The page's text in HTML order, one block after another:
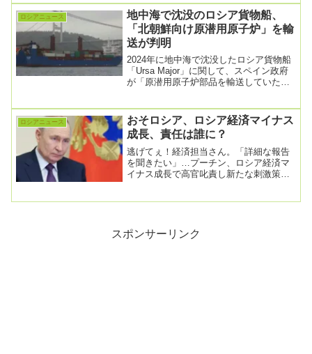
ロシアニュース
地中海で沈没のロシア貨物船、
「北朝鮮向け原潜用原子炉」を輸
送が判明
2024年に地中海で沈没したロシア貨物船
「Ursa Major」に関して、スペイン政府
が「原潜用原子炉部品を輸送していた」
ロシアニュース
おそロシア、ロシア経済マイナス
成長、責任は誰に？
逃げてぇ！経済担当さん。「詳細な報告
を聞きたい」…プーチン、ロシア経済マ
イナス成長で高官叱責し新たな刺激策を
スポンサーリンク